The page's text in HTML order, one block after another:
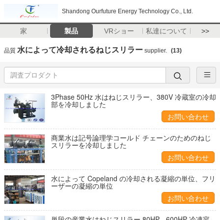
Shandong Ourfuture Energy Technology Co., Ltd.
家 製品 VRショー 私達について >>
品質 水によって冷却されるねじスリラー supplier. (13)
3Phase 50Hz 水はねじスリラー、380V 冷蔵室の冷却
部を冷却しました
お問い合わせ
商業水は記号論理学コールド チェーンのためのねじ
スリラーを冷却しました
お問い合わせ
水によって Copeland の冷却される凝縮の単位、フリ
ーザーの凝縮の単位
お問い合わせ